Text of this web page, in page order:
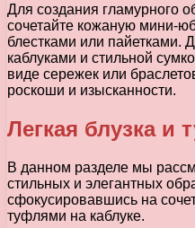
Для создания гламурного
сочетайте кожаную мини-
блестками или пайетками.
каблуками и стильной
виде сережек или
роскоши и изысканности.
Легкая блузка и
В данном разделе мы
стильных и элегантных
сфокусировавшись на
туфлями на каблуке.